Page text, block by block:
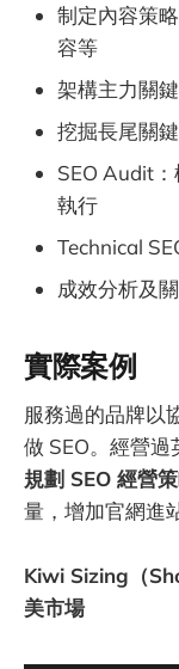
制定內容策
容等
架構主力關
挖掘長尾關
SEO Audit
執行
Technical
成效分析及
實際案例
服務過的品牌以
做 SEO。經營
規劃 SEO 經營
量，增加官網進
Kiwi Sizing（
美市場